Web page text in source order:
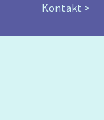
Kontakt >